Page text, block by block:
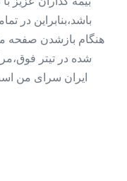
باشد،بنابراین در
هنگام بازشدن صفحه
شده در تیتر
ایران سرای من